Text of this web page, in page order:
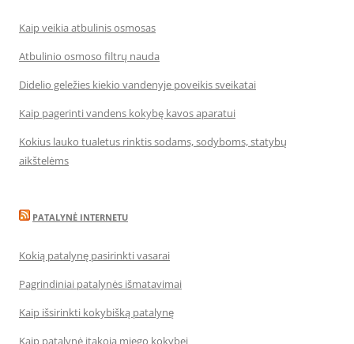
Kaip veikia atbulinis osmosas
Atbulinio osmoso filtrų nauda
Didelio geležies kiekio vandenyje poveikis sveikatai
Kaip pagerinti vandens kokybę kavos aparatui
Kokius lauko tualetus rinktis sodams, sodyboms, statybų
aikštelėms
PATALYNĖ INTERNETU
Kokią patalynę pasirinkti vasarai
Pagrindiniai patalynės išmatavimai
Kaip išsirinkti kokybišką patalynę
Kaip patalynė įtakoja miego kokybei